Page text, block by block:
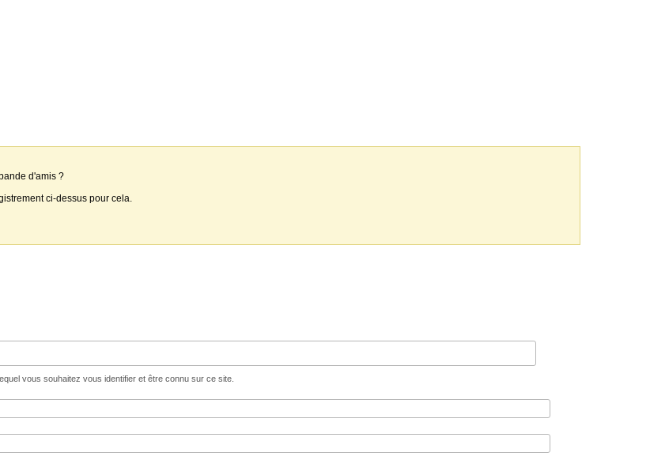
d'amis ?
ci-dessus pour cela.
vous souhaitez vous identifier et être connu sur ce site.